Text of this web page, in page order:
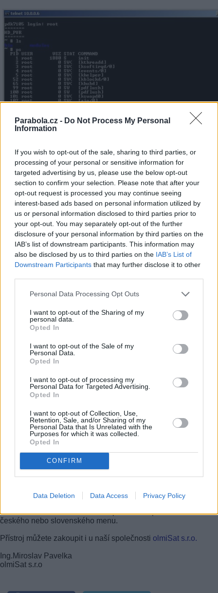
Parabola.cz - Do Not Process My Personal
Information
If you wish to opt-out of the sale, sharing to third parties, or
processing of your personal or sensitive information for
targeted advertising by us, please use the below opt-out
section to confirm your selection. Please note that after your
opt-out request is processed you may continue seeing
interest-based ads based on personal information utilized by
us or personal information disclosed to third parties prior to
your opt-out. You may separately opt-out of the further
disclosure of your personal information by third parties on the
IAB’s list of downstream participants. This information may
also be disclosed by us to third parties on the IAB’s List of
Downstream Participants that may further disclose it to other
Personal Data Processing Opt Outs
I want to opt-out of the Sharing of my
personal data.
Opted In
I want to opt-out of the Sale of my
Personal Data.
Opted In
I want to opt-out of processing my
Personal Data for Targeted Advertising.
Opted In
I want to opt-out of Collection, Use,
Retention, Sale, and/or Sharing of my
Personal Data that Is Unrelated with the
Purposes for which it was collected.
Opted In
CONFIRM
Data Deletion Data Access Privacy Policy
rozhodně bych Vám jej osobně doporučil a to zejména
vlastnosti nebo možná i přednosti. Dostanete spolehlivý
vždyť Fortis je takový Mercedes mezi výrobci satelitních
cenu do 4000,- Kč získáte přijímač, který
bezproblémově s kartami našich providerů, můžete využívat
nahrávání, přehrávání, timeshift i časovač.
Podporuje Youtube a zvládne i jednoduchý web
přehrávání internetových rádií, s funkcí PIP Vám neunikne
začátek programu nebo sportovního přenou. Linux jako
systém Vám zajistí výrazný náskok nad ostatními
tohoto systému, komunita uživatelů Linux je obrovská.
připojit do sítě i přes WIFI USB stisk – podporovány jsou
RT73 (zabezpečení WEP, WPA). Má jednoduché ovládání,
zvládnou doma úplně všichni. Obraz z HDMI ať HD
musím zmínit, že na český trh se dostávají stejné výrobky
Českou nebo Slovenskou republiku. Openbox
českého nebo slovenského menu.
Přístroj můžete zakoupit i u naší společnosti olmiSat s.r.o.
Ing.Miroslav Pavelka
olmiSat s.r.o